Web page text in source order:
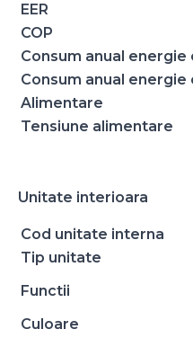
EER
COP
Consum anual
Consum anual
Alimentare
Tensiune alimentare
Unitate interioara
Cod unitate interna
Tip unitate
Functii
Culoare